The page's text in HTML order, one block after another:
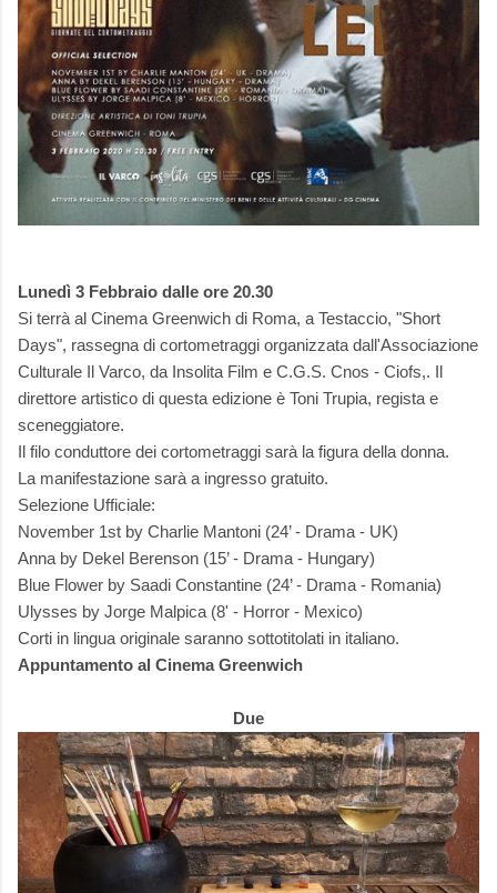
Lunedì 3 Febbraio dalle ore 20.30
Si terrà al Cinema Greenwich di Roma, a Testaccio, "Short
Days", rassegna di cortometraggi organizzata dall'Associazione
Culturale Il Varco, da Insolita Film e C.G.S. Cnos - Ciofs,. Il
direttore artistico di questa edizione è Toni Trupia, regista e
sceneggiatore.
Il filo conduttore dei cortometraggi sarà la figura della donna.
La manifestazione sarà a ingresso gratuito.
Selezione Ufficiale:
November 1st by Charlie Mantoni (24’ - Drama - UK)
Anna by Dekel Berenson (15’ - Drama - Hungary)
Blue Flower by Saadi Constantine (24’ - Drama - Romania)
Ulysses by Jorge Malpica (8' - Horror - Mexico)
Corti in lingua originale saranno sottotitolati in italiano.
Appuntamento al Cinema Greenwich
Due